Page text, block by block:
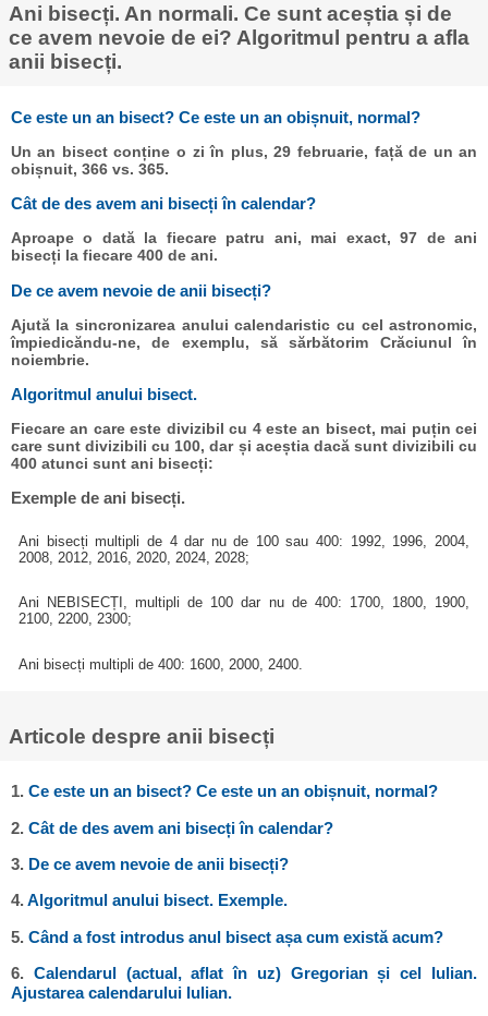
Ani bisecți. An normali. Ce sunt aceștia și de
ce avem nevoie de ei? Algoritmul pentru a afla
anii bisecți.
Ce este un an bisect? Ce este un an obișnuit, normal?
Un an bisect conține o zi în plus, 29 februarie, față de un an
obișnuit, 366 vs. 365.
Cât de des avem ani bisecți în calendar?
Aproape o dată la fiecare patru ani, mai exact, 97 de ani
bisecți la fiecare 400 de ani.
De ce avem nevoie de anii bisecți?
Ajută la sincronizarea anului calendaristic cu cel astronomic,
împiedicăndu-ne, de exemplu, să sărbătorim Crăciunul în
noiembrie.
Algoritmul anului bisect.
Fiecare an care este divizibil cu 4 este an bisect, mai puțin cei
care sunt divizibili cu 100, dar și aceștia dacă sunt divizibili cu
400 atunci sunt ani bisecți:
Exemple de ani bisecți.
Ani bisecți multipli de 4 dar nu de 100 sau 400: 1992, 1996, 2004,
2008, 2012, 2016, 2020, 2024, 2028;
Ani NEBISECȚI, multipli de 100 dar nu de 400: 1700, 1800, 1900,
2100, 2200, 2300;
Ani bisecți multipli de 400: 1600, 2000, 2400.
Articole despre anii bisecți
1.Ce este un an bisect? Ce este un an obișnuit, normal?
2.Cât de des avem ani bisecți în calendar?
3. De ce avem nevoie de anii bisecți?
4.Algoritmul anului bisect. Exemple.
5.Când a fost introdus anul bisect așa cum există acum?
6. Calendarul (actual, aflat în uz) Gregorian și cel Iulian.
Ajustarea calendarului Iulian.